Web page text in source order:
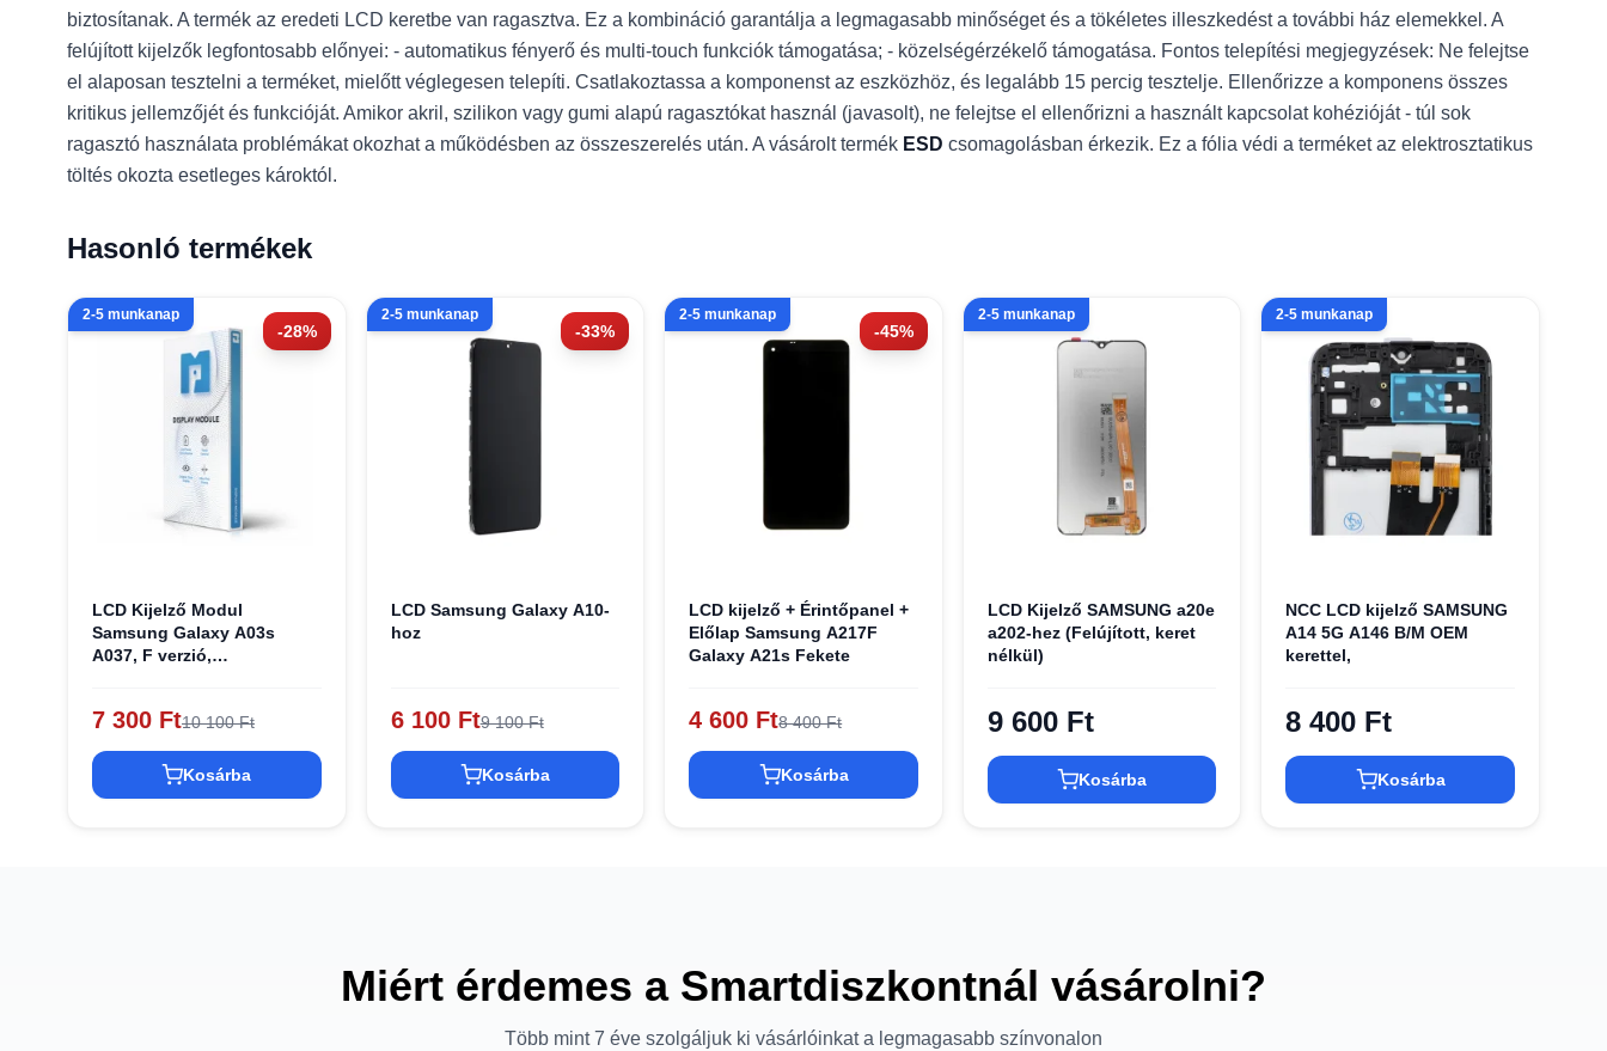
biztosítanak. A termék az eredeti LCD keretbe van ragasztva. Ez a kombináció garantálja a legmagasabb minőséget és a tökéletes illeszkedést a további ház elemekkel. A
felújított kijelzők legfontosabb előnyei: - automatikus fényerő és multi-touch funkciók támogatása; - közelségérzékelő támogatása. Fontos telepítési megjegyzések: Ne felejtse
el alaposan tesztelni a terméket, mielőtt véglegesen telepíti. Csatlakoztassa a komponenst az eszközhöz, és legalább 15 percig tesztelje. Ellenőrizze a komponens összes
kritikus jellemzőjét és funkcióját. Amikor akril, szilikon vagy gumi alapú ragasztókat használ (javasolt), ne felejtse el ellenőrizni a használt kapcsolat kohézióját - túl sok
ragasztó használata problémákat okozhat a működésben az összeszerelés után. A vásárolt termék ESD csomagolásban érkezik. Ez a fólia védi a terméket az elektrosztatikus
töltés okozta esetleges károktól.
Hasonló termékek
-28%
2-5 munkanap
LCD Kijelző Modul
Samsung Galaxy A03s
A037, F verzió,
7 300 Ft10 100 Ft
Kosárba
-33%
2-5 munkanap
LCD Samsung Galaxy A10-
hoz
6 100 Ft9 100 Ft
Kosárba
-45%
2-5 munkanap
LCD kijelző + Érintőpanel +
Előlap Samsung A217F
Galaxy A21s Fekete
4 600 Ft8 400 Ft
Kosárba
2-5 munkanap
LCD Kijelző SAMSUNG a20e
a202-hez (Felújított, keret
nélkül)
9 600 Ft
Kosárba
2-5 munkanap
NCC LCD kijelző SAMSUNG
A14 5G A146 B/M OEM
kerettel,
8 400 Ft
Kosárba
Miért érdemes a Smartdiszkontnál vásárolni?
Több mint 7 éve szolgáljuk ki vásárlóinkat a legmagasabb színvonalon